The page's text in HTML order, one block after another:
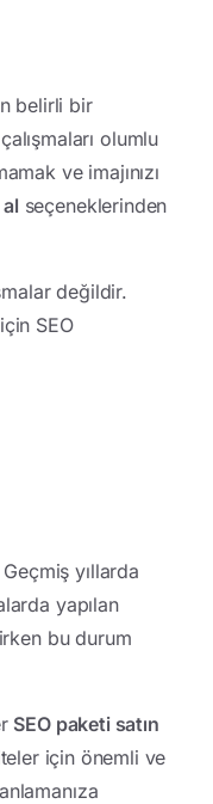
belirli bir
olumlu
ve imajınızı
seçeneklerinden
değildir.
SEO
yıllarda
yapılan
bu durum
SEO paketi satın
için önemli ve